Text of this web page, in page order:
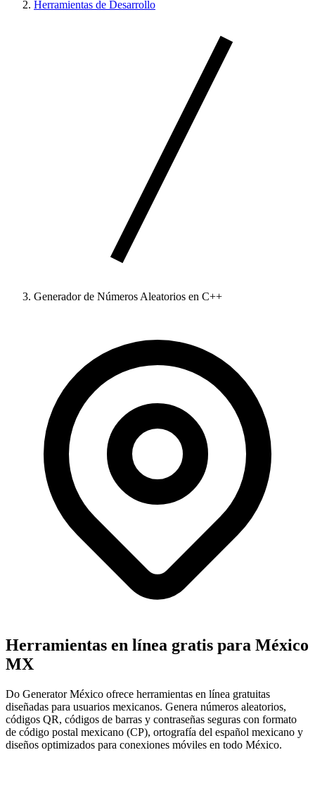
Herramientas de Desarrollo
Generador de Números Aleatorios en C++
Herramientas en línea gratis para México
MX
Do Generator México ofrece herramientas en línea gratuitas
diseñadas para usuarios mexicanos. Genera números aleatorios,
códigos QR, códigos de barras y contraseñas seguras con formato
de código postal mexicano (CP), ortografía del español mexicano y
diseños optimizados para conexiones móviles en todo México.